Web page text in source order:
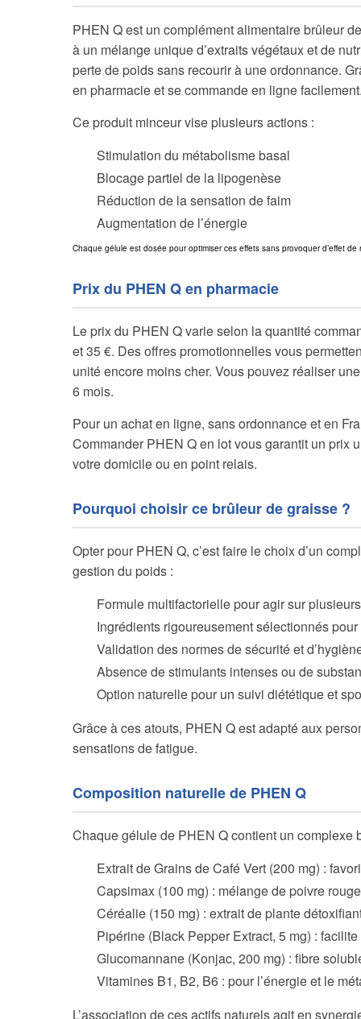
PHEN Q est un complément alimentaire brûleur
à un mélange unique d’extraits végétaux et de
perte de poids sans recourir à une ordonnance.
en pharmacie et se commande en ligne
Ce produit minceur vise plusieurs actions :
Stimulation du métabolisme basal
Blocage partiel de la lipogenèse
Réduction de la sensation de faim
Augmentation de l’énergie
Chaque gélule est dosée pour optimiser ces effets sans provoquer d’effet de
Prix du PHEN Q en pharmacie
Le prix du PHEN Q varie selon la quantité
et 35 €. Des offres promotionnelles vous
unité encore moins cher. Vous pouvez réaliser
6 mois.
Pour un achat en ligne, sans ordonnance et en
Commander PHEN Q en lot vous garantit un prix
votre domicile ou en point relais.
Pourquoi choisir ce brûleur de graisse ?
Opter pour PHEN Q, c’est faire le choix d’un
gestion du poids :
Formule multifactorielle pour agir sur
Ingrédients rigoureusement sélectionnés
Validation des normes de sécurité et
Absence de stimulants intenses ou de
Option naturelle pour un suivi diététique et
Grâce à ces atouts, PHEN Q est adapté aux
sensations de fatigue.
Composition naturelle de PHEN Q
Chaque gélule de PHEN Q contient un complexe
Extrait de Grains de Café Vert (200 mg) :
Capsimax (100 mg) : mélange de poivre
Céréalie (150 mg) : extrait de plante
Pipérine (Black Pepper Extract, 5 mg) :
Glucomannane (Konjac, 200 mg) : fibre
Vitamines B1, B2, B6 : pour l’énergie et le
L’association de ces actifs naturels agit en